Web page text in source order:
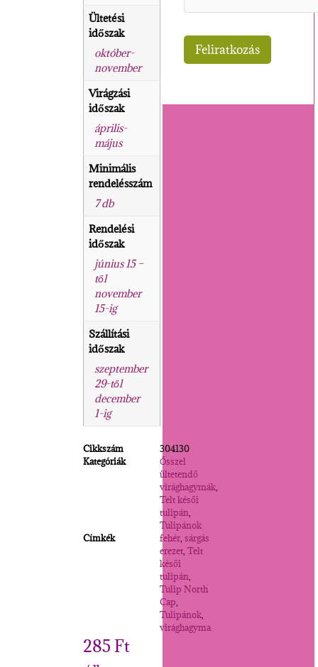
Ültetési
időszak
október-
november
Virágzási
időszak
április-
május
Minimális
rendelésszám
7 db
Rendelési
időszak
június 15 –
től
november
15-ig
Szállítási
időszak
szeptember
29-től
december
1-ig
Cikkszám
304130
Kategóriák
Ősszel
ültetendő
virághagymák,
Telt késői
tulipán,
Tulipánok
Címkék
fehér,sárgás
erezet,Telt
késői
tulipán,
Tulip North
Cap,
Tulipánok,
virághagyma
285 Ft